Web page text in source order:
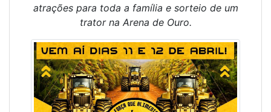
atrações para toda a família e sorteio de um
trator na Arena de Ouro.